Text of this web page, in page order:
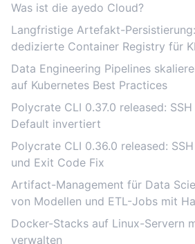
Was ist die ayedo Cloud?
Langfristige Artefakt-
dedizierte Container Registry für
Data Engineering Pipelines
auf Kubernetes Best Practices
Polycrate CLI 0.37.0 released:
Default invertiert
Polycrate CLI 0.36.0 released:
und Exit Code Fix
Artifact-Management für Data
von Modellen und ETL-Jobs mit
Docker-Stacks auf Linux-Servern
verwalten